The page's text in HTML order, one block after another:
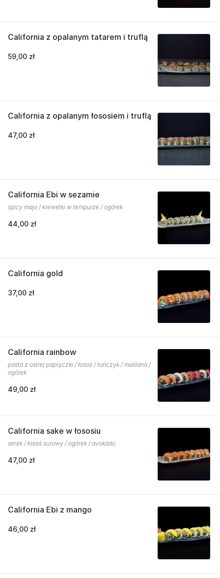
California z opalanym tatarem i truflą
59,00 zł
California z opalanym łososiem i truflą
47,00 zł
California Ebi w sezamie
spicy majo / krewetki w tempurze / ogórek
44,00 zł
California gold
37,00 zł
California rainbow
pasta z ostrej papryczki / łosoś / tuńczyk / maślana /
ogórek
49,00 zł
California sake w łososiu
serek / łosoś surowy / ogórek / avokado
47,00 zł
California Ebi z mango
46,00 zł